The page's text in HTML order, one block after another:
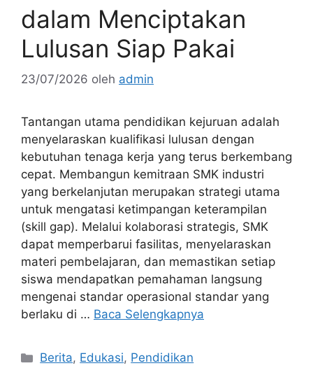
dalam Menciptakan
Lulusan Siap Pakai
23/07/2026 oleh admin
Tantangan utama pendidikan kejuruan adalah
menyelaraskan kualifikasi lulusan dengan
kebutuhan tenaga kerja yang terus berkembang
cepat. Membangun kemitraan SMK industri
yang berkelanjutan merupakan strategi utama
untuk mengatasi ketimpangan keterampilan
(skill gap). Melalui kolaborasi strategis, SMK
dapat memperbarui fasilitas, menyelaraskan
materi pembelajaran, dan memastikan setiap
siswa mendapatkan pemahaman langsung
mengenai standar operasional standar yang
berlaku di … Baca Selengkapnya
Kategori
Berita, Edukasi, Pendidikan